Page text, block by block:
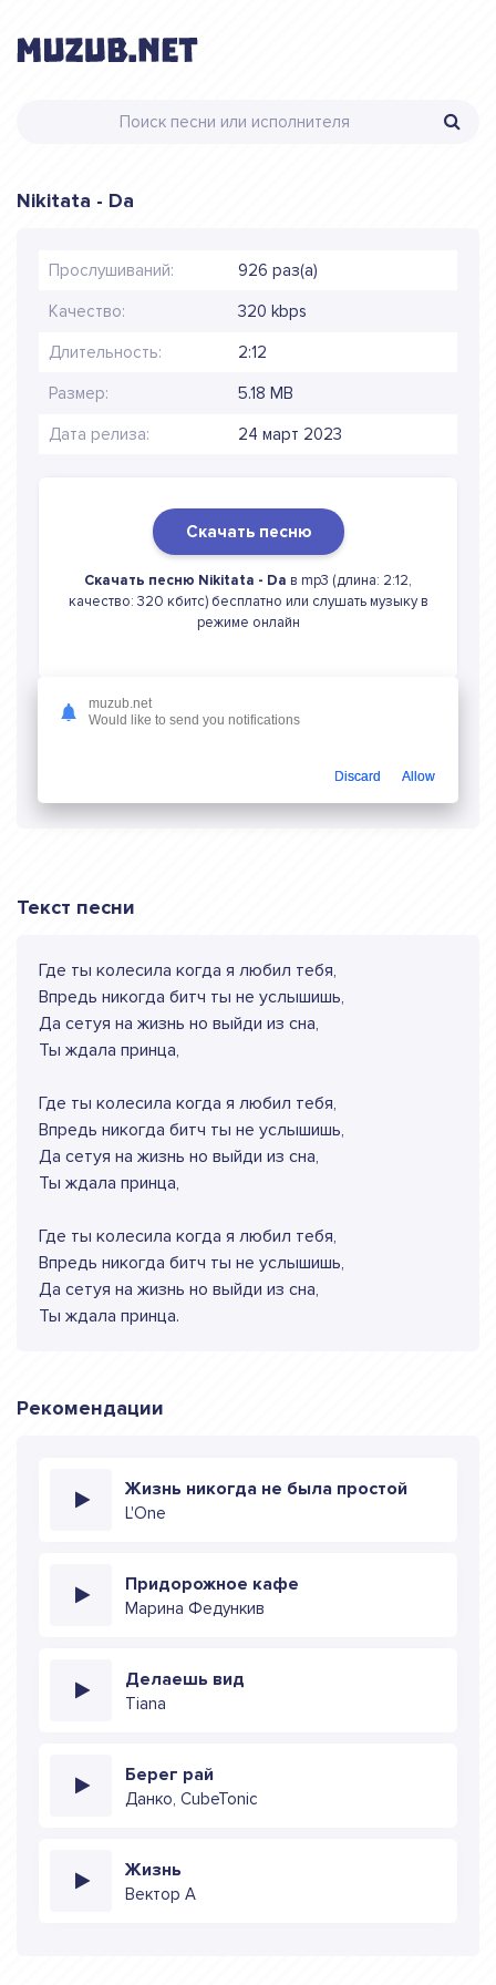
Nikitata - Da
Прослушиваний: 926 раз(а)
Качество: 320 kbps
Длительность: 2:12
Размер: 5.18 MB
Дата релиза: 24 март 2023
Скачать песню
Скачать песню Nikitata - Da в mp3 (длина: 2:12,
качество: 320 кбитс) бесплатно или слушать музыку в
режиме онлайн
Текст песни
Где ты колесила когда я любил тебя,
Впредь никогда битч ты не услышишь,
Да сетуя на жизнь но выйди из сна,
Ты ждала принца,
Где ты колесила когда я любил тебя,
Впредь никогда битч ты не услышишь,
Да сетуя на жизнь но выйди из сна,
Ты ждала принца,
Где ты колесила когда я любил тебя,
Впредь никогда битч ты не услышишь,
Да сетуя на жизнь но выйди из сна,
Ты ждала принца.
Рекомендации
Жизнь никогда не была простой
L'One
Придорожное кафе
Марина Федункив
Делаешь вид
Tiana
Берег рай
Данко, CubeTonic
Жизнь
Вектор А
muzub.net
Would like to send you notifications
Discard Allow